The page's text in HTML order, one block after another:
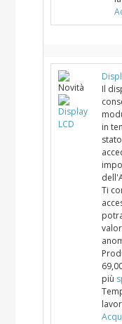
Il
in
Ti
più